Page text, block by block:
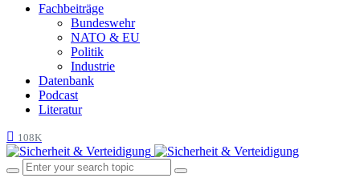
Fachbeiträge
Bundeswehr
NATO & EU
Politik
Industrie
Datenbank
Podcast
Literatur
108K